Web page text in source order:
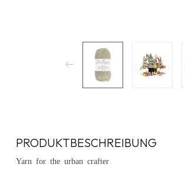
PRODUKTBESCHREIBUNG
Yarn for the urban crafter